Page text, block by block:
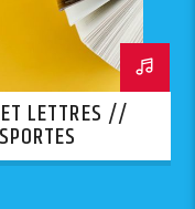
ET LETTRES //